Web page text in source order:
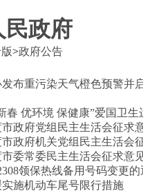
>政府公告
布重污染天气橙色预警并
春 优环境 保健康”爱国卫生
市政府党组民主生活会征求
市政府机关党组民主生活会
市委常委民主生活会征求意
领保热线备用号码变更的
施机动车尾号限行措施